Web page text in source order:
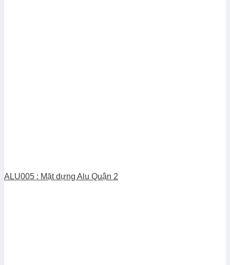
ALU005 : Mặt dựng Alu Quận 2